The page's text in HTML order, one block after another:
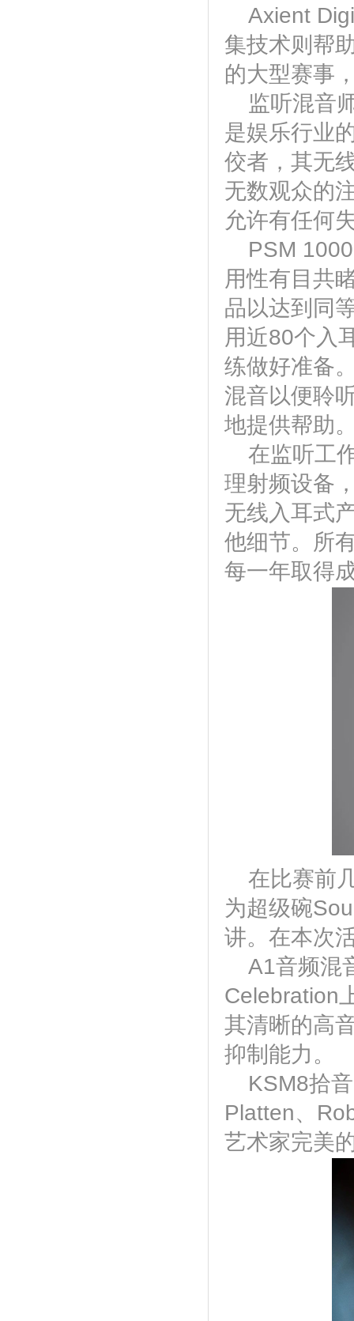
Axient
集技术则帮
的大型赛事
监听混音
是娱乐行业
佼者，其无
无数观众的
允许有任何
PSM
用性有目共
品以达到同
用近80个入
练做好准备
混音以便聆
地提供帮助
在监听工
理射频设备
无线入耳式
他细节。所
每一年取得
在比赛前
为超级碗
讲。在本次
A1音频混
Celebration
其清晰的高
抑制能力。
KSM8拾
Platten、
艺术家完美